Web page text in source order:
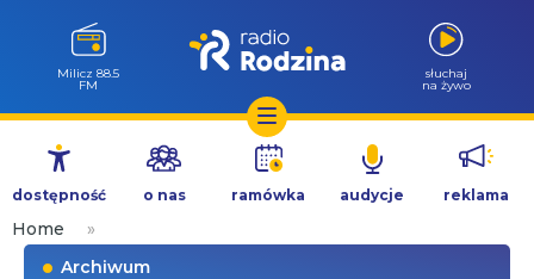
Przejdź
treści
Góra Igliczna
107.2 FM
słuchaj
na żywo
dostępność o nas ramówka audycje reklama
Home
»
Archiwum